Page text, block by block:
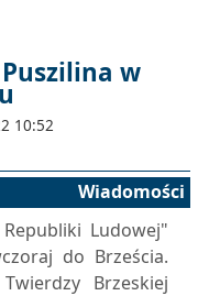
w
10:52
Wiadomości
Ludowej"
do Brześcia.
Brzeskiej